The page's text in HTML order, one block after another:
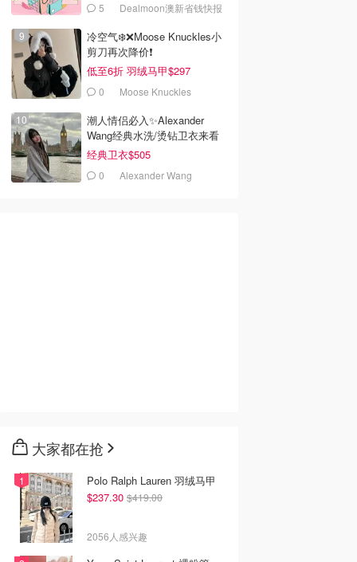
5 Dealmoon澳新省钱快报
冷空气❄️❌️Moose Knuckles小
剪刀再次降价❗️
低至6折 羽绒马甲$297
0 Moose Knuckles
潮人情侣必入✨Alexander
Wang经典水洗/烫钻卫衣来看
经典卫衣$505
0 Alexander Wang
大家都在抢
Polo Ralph Lauren 羽绒马甲
$237.30 $419.00
2056人感兴趣